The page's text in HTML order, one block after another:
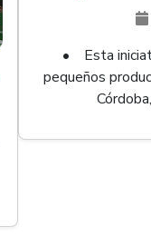
• Esta
pequeños